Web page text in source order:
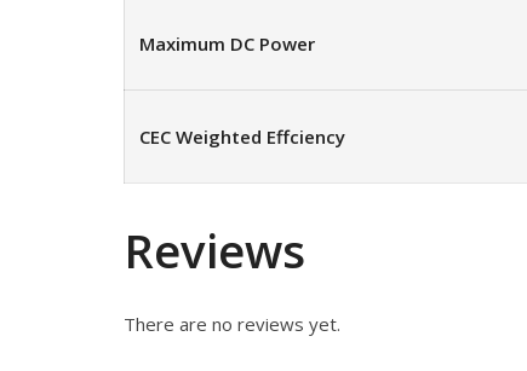
Maximum DC Power
CEC Weighted Effciency
Reviews
There are no reviews yet.